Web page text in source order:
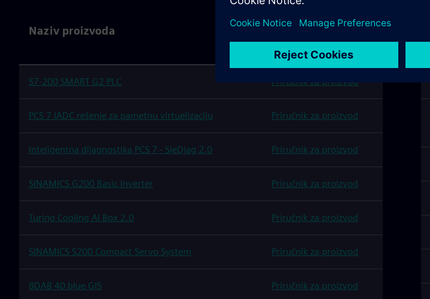
Naziv proizvoda
Preuzmite
S7-200 SMART G2 PLC Priručnik za proizvod
PCS 7 IADC rešenje za pametnu virtuelizaciju Priručnik za proizvod
Inteligentna dijagnostika PCS 7 - SieDiag 2.0 Priručnik za proizvod
SINAMICS G200 Basic Inverter Priručnik za proizvod
Turing Cooling AI Box 2.0 Priručnik za proizvod
SINAMICS S200 Compact Servo System Priručnik za proizvod
8DAB 40 blue GIS Priručnik za proizvod